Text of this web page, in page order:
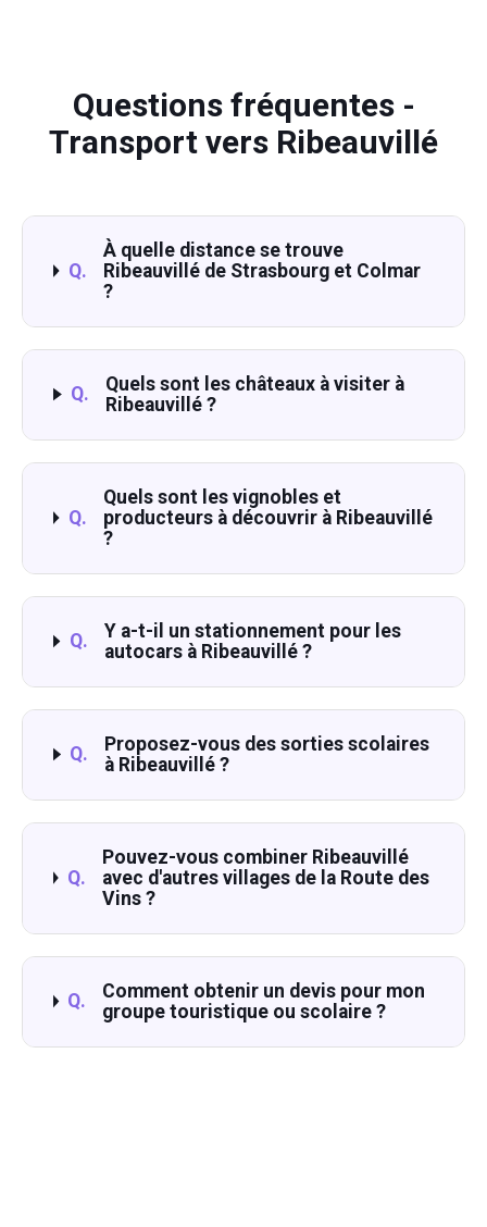
Questions fréquentes -
Transport vers Ribeauvillé
Q.
À quelle distance se trouve
Ribeauvillé de Strasbourg et Colmar
?
Q.
Quels sont les châteaux à visiter à
Ribeauvillé ?
Q.
Quels sont les vignobles et
producteurs à découvrir à Ribeauvillé
?
Q.
Y a-t-il un stationnement pour les
autocars à Ribeauvillé ?
Q.
Proposez-vous des sorties scolaires
à Ribeauvillé ?
Q.
Pouvez-vous combiner Ribeauvillé
avec d'autres villages de la Route des
Vins ?
Q.
Comment obtenir un devis pour mon
groupe touristique ou scolaire ?